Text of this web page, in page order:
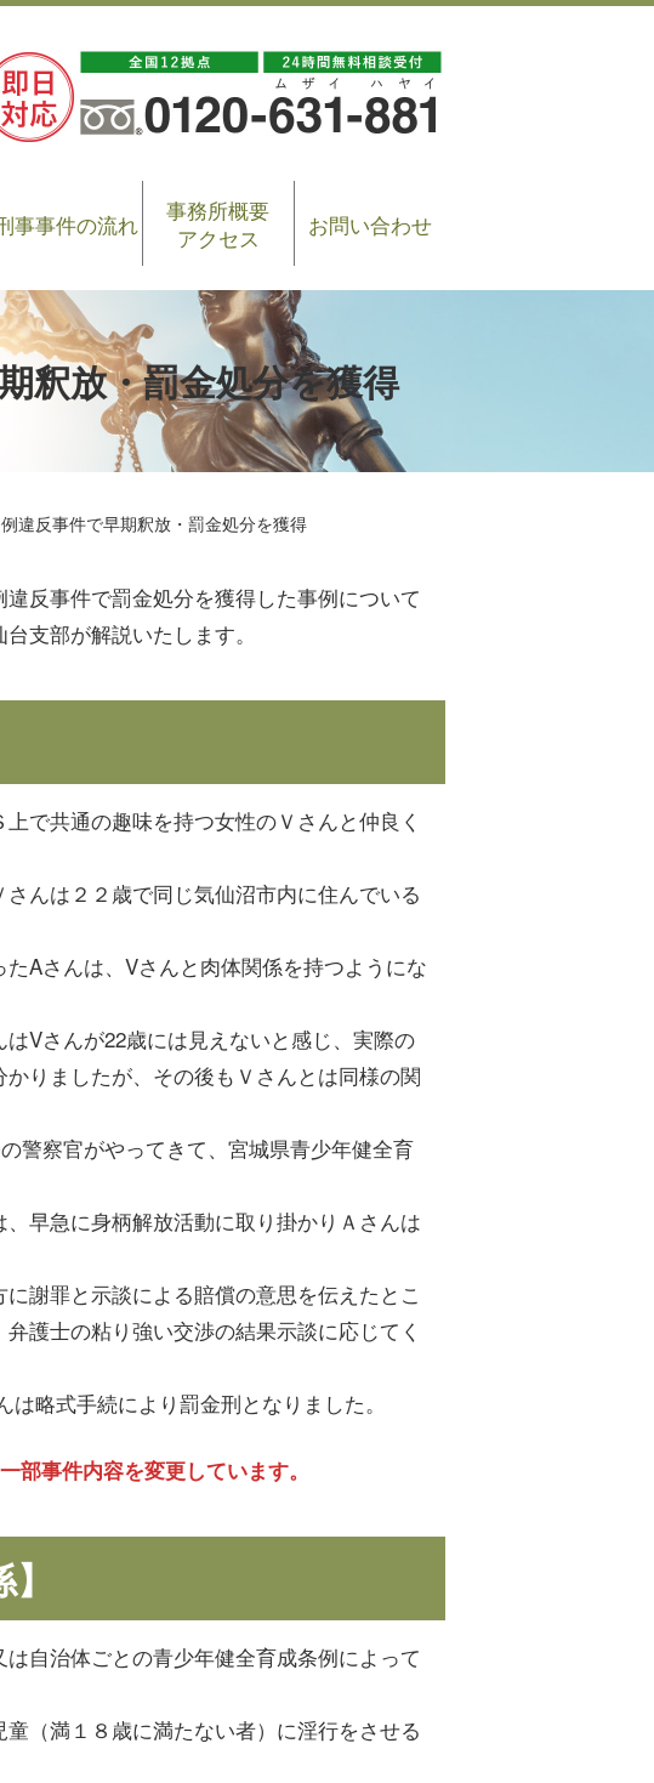
事事件の流れ
事務所概要
アクセス
お問い合わせ
釈放・罰金処分を獲得
違反事件で早期釈放・罰金処分を獲得
反事件で罰金処分を獲得した事例について
支部が解説いたします。
で共通の趣味を持つ女性のＶさんと仲良く
んは２２歳で同じ気仙沼市内に住んでいる
Aさんは、Vさんと肉体関係を持つようにな
Vさんが22歳には見えないと感じ、実際の
りましたが、その後もＶさんとは同様の関
警察官がやってきて、宮城県青少年健全育
早急に身柄解放活動に取り掛かりＡさんは
謝罪と示談による賠償の意思を伝えたとこ
護士の粘り強い交渉の結果示談に応じてく
略式手続により罰金刑となりました。
部事件内容を変更しています。
自治体ごとの青少年健全育成条例によって
（満１８歳に満たない者）に淫行をさせる